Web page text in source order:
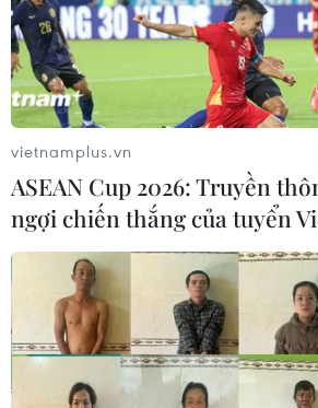
vietnamplus.vn
ASEAN Cup 2026: Truyền
ngợi chiến thắng của tuyển